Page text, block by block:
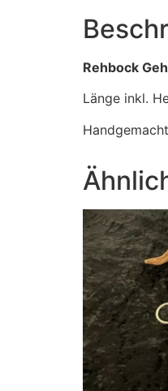
Rehbock
Länge inkl.